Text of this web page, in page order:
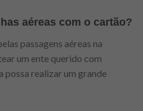
aéreas com o cartão?
passagens aéreas na
um ente querido com
possa realizar um grande